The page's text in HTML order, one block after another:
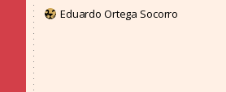
Eduardo Ortega Socorro